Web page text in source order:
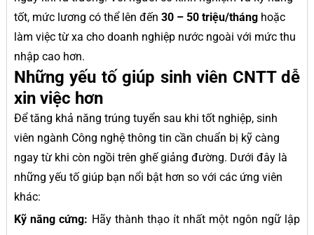
tốt, mức lương có thể lên đến 30 – 50 triệu/tháng hoặc
làm việc từ xa cho doanh nghiệp nước ngoài với mức thu
nhập cao hơn.
Những yếu tố giúp sinh viên CNTT dễ
xin việc hơn
Để tăng khả năng trúng tuyển sau khi tốt nghiệp, sinh
viên ngành Công nghệ thông tin cần chuẩn bị kỹ càng
ngay từ khi còn ngồi trên ghế giảng đường. Dưới đây là
những yếu tố giúp bạn nổi bật hơn so với các ứng viên
khác:
Kỹ năng cứng: Hãy thành thạo ít nhất một ngôn ngữ lập